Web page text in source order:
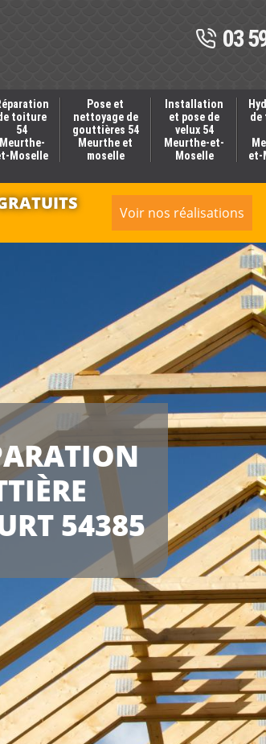
03
toiture
54
Meurthe-
Moselle
Pose et
nettoyage de
gouttières 54
Meurthe et
moselle
Installation
et pose de
velux 54
Meurthe-et-
Moselle
de
et-
Voir nos réalisations
54385